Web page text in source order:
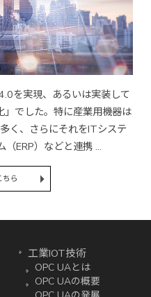
を実現、あるいは実装して
でした。特に産業用機器は
く、さらにそれをITシステ
ERP）などと連携 ...
ちら
工業IOT技術
OPC UAとは
OPC UAの概要